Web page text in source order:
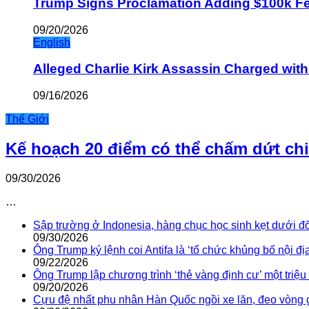
Trump Signs Proclamation Adding $100k
09/20/2026
English
Alleged Charlie Kirk Assassin Charged
09/16/2026
Thế Giới
Kế hoạch 20 điểm có thể chấm dứt
09/30/2026
…
Sập trường ở Indonesia, hàng chục học sinh kẹt dưới
09/30/2026
Ông Trump ký lệnh coi Antifa là ‘tổ chức khủng bố nội
09/22/2026
Ông Trump lập chương trình ‘thẻ vàng định cư’ một
09/20/2026
Cựu đệ nhất phu nhân Hàn Quốc ngồi xe lăn, đeo vòng